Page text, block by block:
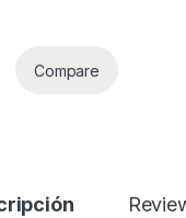
Compare